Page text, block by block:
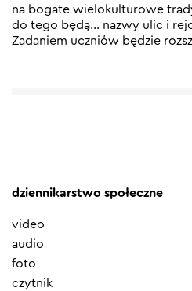
na bogate wielokulturowe
do tego będą… nazwy ulic i
Zadaniem uczniów będzie
dziennikarstwo społeczne
video
audio
foto
czytnik